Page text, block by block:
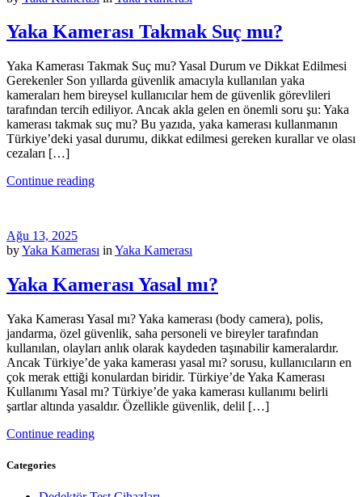
Yaka Kamerası Takmak Suç mu?
Yaka Kamerası Takmak Suç mu? Yasal Durum ve Dikkat Edilmesi
Gerekenler Son yıllarda güvenlik amacıyla kullanılan yaka
kameraları hem bireysel kullanıcılar hem de güvenlik görevlileri
tarafından tercih ediliyor. Ancak akla gelen en önemli soru şu: Yaka
kamerası takmak suç mu? Bu yazıda, yaka kamerası kullanmanın
Türkiye’deki yasal durumu, dikkat edilmesi gereken kurallar ve olası
cezaları […]
Continue reading
Ağu 13, 2025
byYaka Kamerası in Yaka Kamerası
Yaka Kamerası Yasal mı?
Yaka Kamerası Yasal mı? Yaka kamerası (body camera), polis,
jandarma, özel güvenlik, saha personeli ve bireyler tarafından
kullanılan, olayları anlık olarak kaydeden taşınabilir kameralardır.
Ancak Türkiye’de yaka kamerası yasal mı? sorusu, kullanıcıların en
çok merak ettiği konulardan biridir. Türkiye’de Yaka Kamerası
Kullanımı Yasal mı? Türkiye’de yaka kamerası kullanımı belirli
şartlar altında yasaldır. Özellikle güvenlik, delil […]
Continue reading
Categories